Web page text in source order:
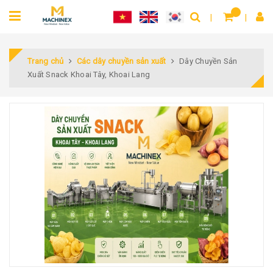
Trang chủ Các dây chuyền sản xuất
Dây Chuyền Sản
Xuất Snack Khoai Tây, Khoai Lang